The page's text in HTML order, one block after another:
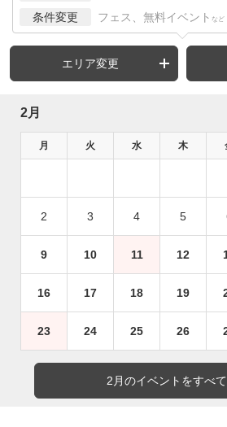
条件変更 フェス、無料イベント など
エリア変更
2月
月 火 水 木
2 3 4 5
9 10 11 12
16 17 18 19
23 24 25 26
2月のイベントをすべ